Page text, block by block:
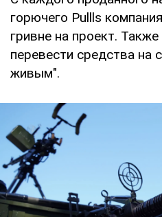
горючего Pullls
гривне на проект.
перевести средства на
живым".